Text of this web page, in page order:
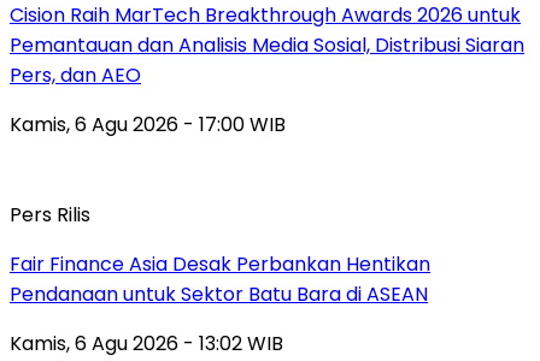
Cision Raih MarTech Breakthrough Awards 2026 untuk
Pemantauan dan Analisis Media Sosial, Distribusi Siaran
Pers, dan AEO
Kamis, 6 Agu 2026 - 17:00 WIB
Pers Rilis
Fair Finance Asia Desak Perbankan Hentikan
Pendanaan untuk Sektor Batu Bara di ASEAN
Kamis, 6 Agu 2026 - 13:02 WIB